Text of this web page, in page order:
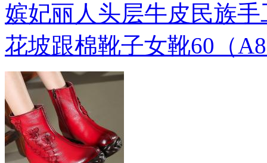
嫔妃丽人头层牛皮民族
花坡跟棉靴子女靴60（